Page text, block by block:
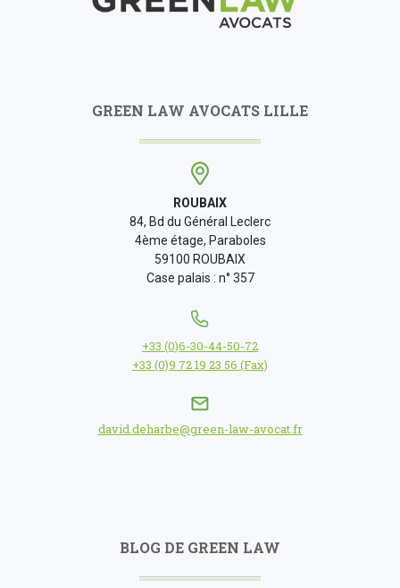
GREEN LAW AVOCATS LILLE
ROUBAIX
84, Bd du Général Leclerc
4ème étage, Paraboles
59100 ROUBAIX
Case palais : n° 357
+33 (0)6-30-44-50-72
+33 (0)9 72 19 23 56 (Fax)
david.deharbe@green-law-avocat.fr
BLOG DE GREEN LAW